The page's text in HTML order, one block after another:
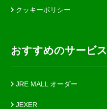
クッキーポリシー
おすすめのサービス
JRE MALL オーダー
JEXER